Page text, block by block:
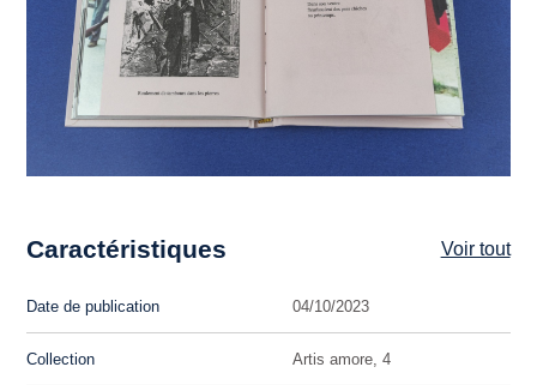
Caractéristiques Voir tout
Date de publication 04/10/2023
Collection Artis amore, 4